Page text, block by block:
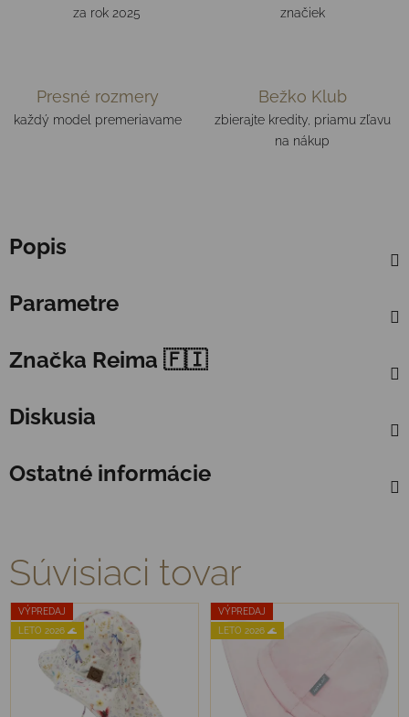
za rok 2025
značiek
Presné rozmery
každý model premeriavame
Bežko Klub
zbierajte kredity, priamu zľavu
na nákup
Popis
Parametre
Značka Reima 🇫🇮
Diskusia
Ostatné informácie
Súvisiaci tovar
VÝPREDAJ
LETO 2026 🌊
VÝPREDAJ
LETO 2026 🌊